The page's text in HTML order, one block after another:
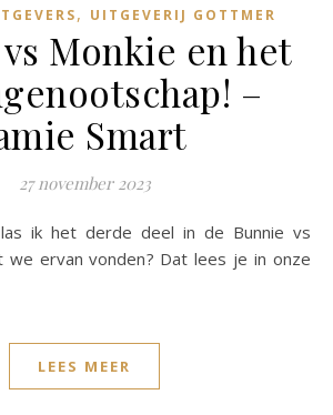
, UITGEVERIJ GOTTMER
Monkie en het
–
Smart
27 november 2023
we ervan vonden? Dat lees je in onze
LEES MEER